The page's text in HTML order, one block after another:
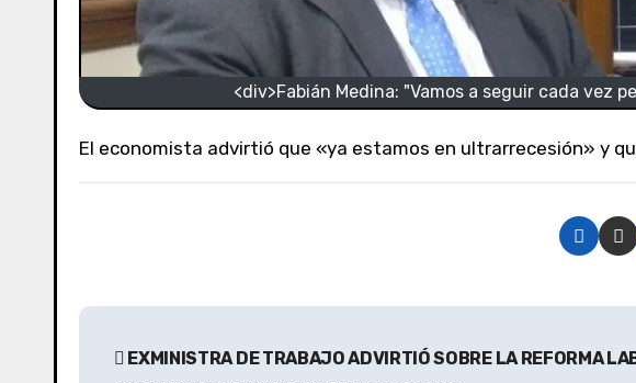
<div>Fabián Medina: "Vamos a seguir cada vez
El economista advirtió que «ya estamos en ultrarrecesión» y
N
EXMINISTRA DE TRABAJO ADVIRTIÓ SOBRE LA REFORMA